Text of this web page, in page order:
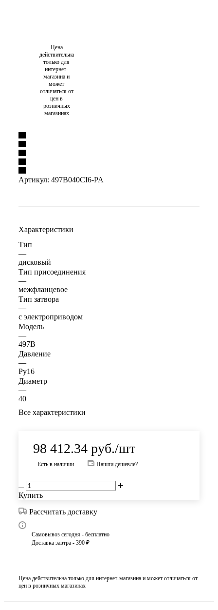
Цена
действительна
только для
интернет-
магазина и
может
отличаться от
цен в
розничных
магазинах
Артикул: 497B040CI6-PA
Характеристики
Тип
—
дисковый
Тип присоединения
—
межфланцевое
Тип затвора
—
с электроприводом
Модель
—
497B
Давление
—
Ру16
Диаметр
—
40
Все характеристики
98 412.34 руб./шт
Есть в наличии Нашли дешевле?
Купить
Рассчитать доставку
Самовывоз сегодня - бесплатно
Доставка завтра - 390 ₽
Цена действительна только для интернет-магазина и может отличаться от
цен в розничных магазинах